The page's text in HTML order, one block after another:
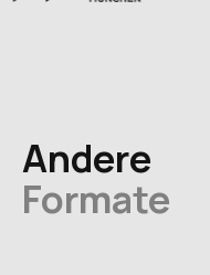
Andere
Formate